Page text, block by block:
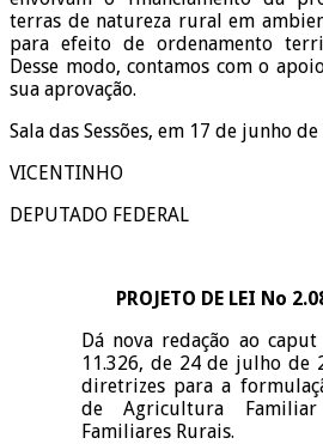
terras de natureza rural em
para efeito de ordenamento
Desse modo, contamos com o
sua aprovação.
Sala das Sessões, em 17 de junho de
VICENTINHO
DEPUTADO FEDERAL
PROJETO DE LEI No
Dá nova redação ao
11.326, de 24 de julho de
diretrizes para a
de Agricultura Familiar
Familiares Rurais.